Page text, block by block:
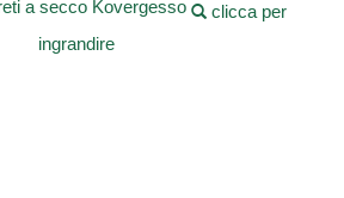
clicca per
ingrandire